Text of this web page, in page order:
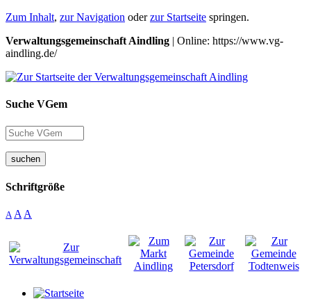
Zum Inhalt, zur Navigation oderzur Startseite springen.
Verwaltungsgemeinschaft Aindling | Online: https://www.vg-
aindling.de/
Suche VGem
suchen
Schriftgröße
A A A